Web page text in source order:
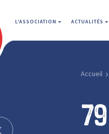
L'ASSOCIATION ACTUALITÉS
Accueil